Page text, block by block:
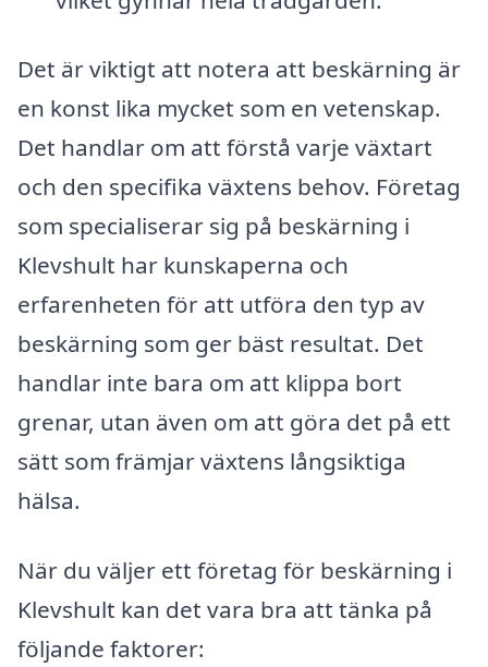
Det är viktigt att notera att beskärning är
en konst lika mycket som en vetenskap.
Det handlar om att förstå varje växtart
och den specifika växtens behov. Företag
som specialiserar sig på beskärning i
Klevshult har kunskaperna och
erfarenheten för att utföra den typ av
beskärning som ger bäst resultat. Det
handlar inte bara om att klippa bort
grenar, utan även om att göra det på ett
sätt som främjar växtens långsiktiga
hälsa.
När du väljer ett företag för beskärning i
Klevshult kan det vara bra att tänka på
följande faktorer: